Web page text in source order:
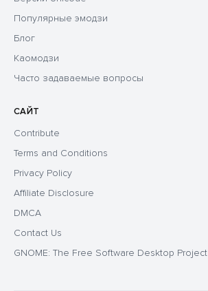
Популярные эмодзи
Блог
Каомодзи
Часто задаваемые вопросы
САЙТ
Contribute
Terms and Conditions
Privacy Policy
Affiliate Disclosure
DMCA
Contact Us
GNOME: The Free Software Desktop Project